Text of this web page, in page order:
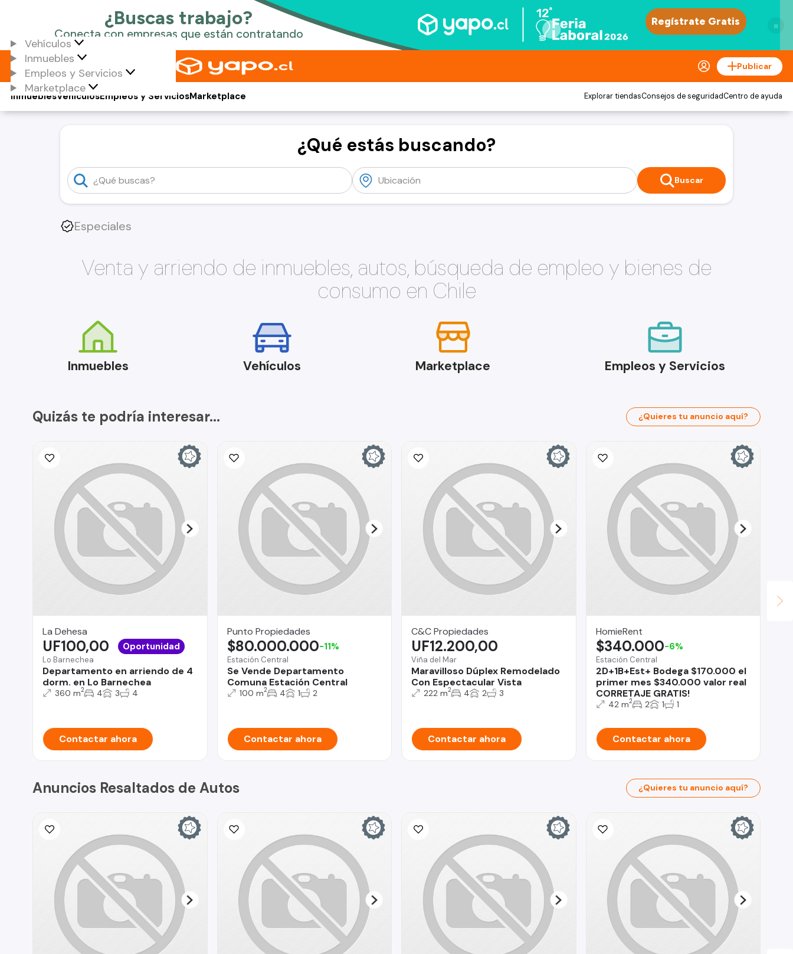
×
Vehículos
Inmuebles
Empleos y Servicios
Marketplace
Publicar
Vehículos
Inmuebles Empleos y ServiciosMarketplace Explorar tiendasConsejos de seguridadCentro de ayuda
¿Qué estás buscando?
Buscar
Especiales
Venta y arriendo de inmuebles, autos, búsqueda de empleo y bienes de
consumo en Chile
Inmuebles Vehículos Marketplace Empleos y Servicios
Quizás te podría interesar... ¿Quieres tu anuncio aquí?
La Dehesa
Lo Barnechea
Departamento en arriendo de 4
dorm. en Lo Barnechea
UF100,00 Oportunidad
360 m2 4 3 4
Contactar ahora
Punto Propiedades
Estación Central
Se Vende Departamento
Comuna Estación Central
$80.000.000-11%
100 m2 4 1 2
Contactar ahora
C&C Propiedades
Viña del Mar
Maravilloso Dúplex Remodelado
Con Espectacular Vista
UF12.200,00
222 m2 4 2 3
Contactar ahora
HomieRent
Estación Central
2D+1B+Est+ Bodega $170.000 el
primer mes $340.000 valor real
CORRETAJE GRATIS!
$340.000-6%
42 m2 2 1 1
Contactar ahora
Anuncios Resaltados de Autos ¿Quieres tu anuncio aquí?